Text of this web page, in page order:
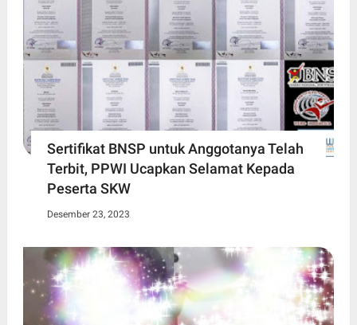
Sertifikat BNSP untuk Anggotanya Telah
Terbit, PPWI Ucapkan Selamat Kepada
Peserta SKW
Desember 23, 2023